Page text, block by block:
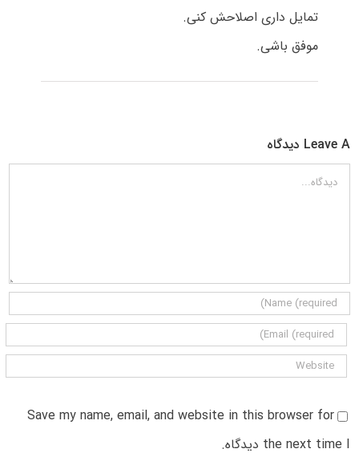
تمایل داری اصلاحش کنی.
موفق باشی.
Leave A دیدگاه
دیدگاه
Save my name, email, and website in this browser for
the next time I دیدگاه.